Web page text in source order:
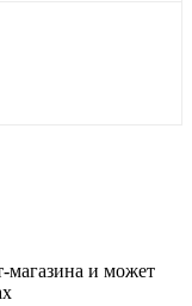
магазина и может